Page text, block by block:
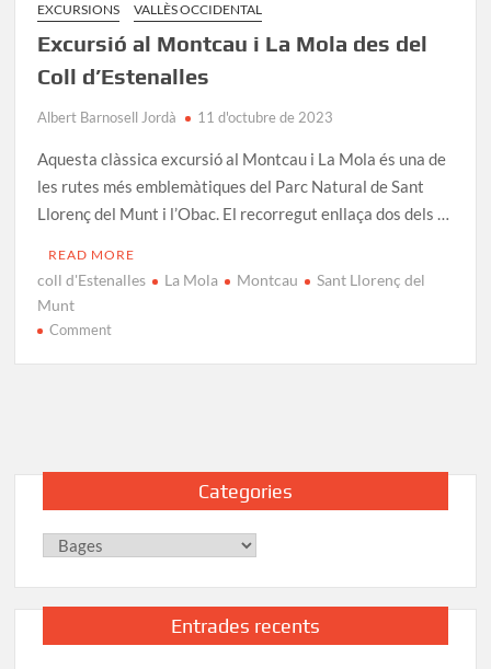
EXCURSIONS VALLÈS OCCIDENTAL
Excursió al Montcau i La Mola des del
Coll d’Estenalles
Albert Barnosell Jordà 11 d'octubre de 2023
Aquesta clàssica excursió al Montcau i La Mola és una de
les rutes més emblemàtiques del Parc Natural de Sant
Llorenç del Munt i l’Obac. El recorregut enllaça dos dels …
READ MORE
coll d'Estenalles La Mola Montcau
Sant Llorenç del
Munt
Commenton
Mola
Categories
Categories
Entrades recents